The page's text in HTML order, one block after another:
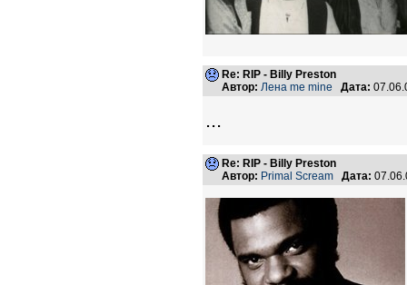
Re: RIP - Billy Preston
Автор: Лена me mine Дата:
...
Re: RIP - Billy Preston
Автор: Primal Scream Дата: